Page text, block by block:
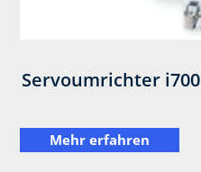
Servoumrichter i700
Mehr erfahren